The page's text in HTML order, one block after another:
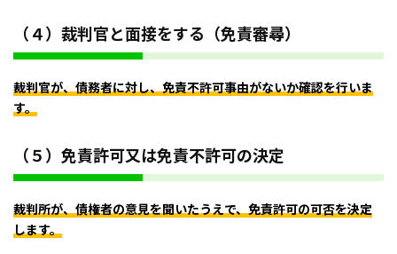
（４）裁判官と面接をする（免責審尋）
裁判官が、債務者に対し、免責不許可事由がないか確認を行いま
す。
（５）免責許可又は免責不許可の決定
裁判所が、債権者の意見を聞いたうえで、免責許可の可否を決定
します。